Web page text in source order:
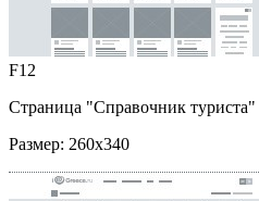
F12
Страница "Справочник туриста"
Размер: 260x340